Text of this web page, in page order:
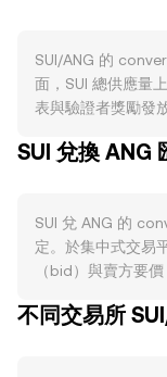
SUI/ANG 的
面，SUI 總供應量
表與驗證者獎勵發
機制，且沒有結構
Move 生態工具的
Sui 的物件導向架
低費用，也可能吸
緒轉弱時，整體加
SUI 兌換 ANG
SUI 兌 ANG 的
定。於集中式交易
（bid）與賣方要
價差（spread），
不同交易所